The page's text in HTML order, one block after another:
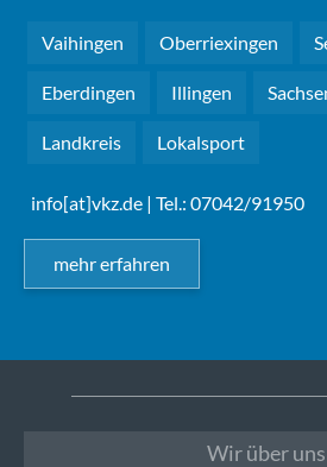
Vaihingen Oberriexingen
Eberdingen Illingen
Landkreis Lokalsport
info[at]vkz.de | Tel.: 07042/91950
mehr erfahren
Wir über uns